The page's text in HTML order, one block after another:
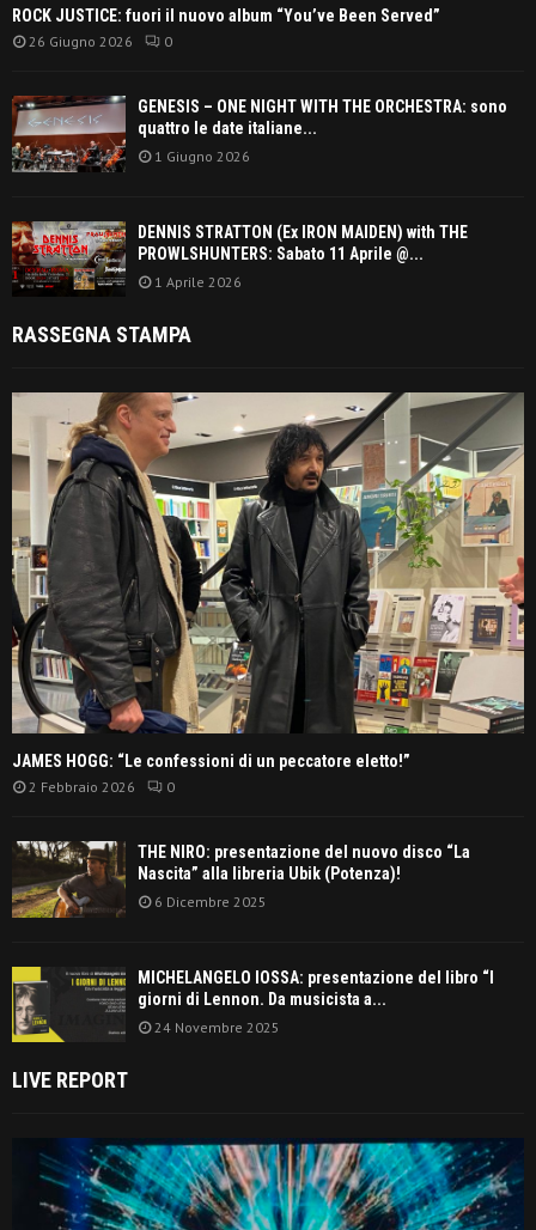
ROCK JUSTICE: fuori il nuovo album “You’ve Been Served”
26 Giugno 2026 0
GENESIS – ONE NIGHT WITH THE ORCHESTRA: sono
quattro le date italiane...
1 Giugno 2026
DENNIS STRATTON (Ex IRON MAIDEN) with THE
PROWLSHUNTERS: Sabato 11 Aprile @...
1 Aprile 2026
RASSEGNA STAMPA
JAMES HOGG: “Le confessioni di un peccatore eletto!”
2 Febbraio 2026 0
THE NIRO: presentazione del nuovo disco “La
Nascita” alla libreria Ubik (Potenza)!
6 Dicembre 2025
MICHELANGELO IOSSA: presentazione del libro “I
giorni di Lennon. Da musicista a...
24 Novembre 2025
LIVE REPORT